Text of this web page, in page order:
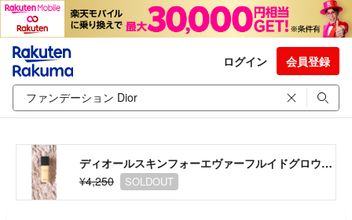
ログイン 会員登録
ディオールスキンフォーエヴァーフルイドグロウファンデーション 1N
¥4,250
SOLDOUT